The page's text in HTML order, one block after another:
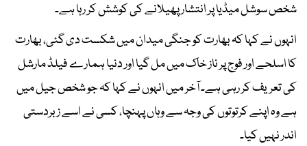
شخص سوشل میڈیا پر انتشار پھیلانے کی کوشش کر رہا ہے۔
انہوں نے کہا کہ بھارت کو جنگی میدان میں شکست دی گئی، بھارت
کا اسلحے اور فوج پر ناز خاک میں مل گیا اور دنیا ہمارے فیلڈ مارشل
کی تعریف کر رہی ہے۔ آخر میں انہوں نے کہا کہ جو شخص جیل میں
ہے وہ اپنے کرتوتوں کی وجہ سے وہاں پہنچا، کسی نے اسے زبردستی
اندر نہیں کیا۔